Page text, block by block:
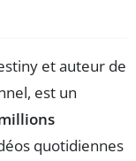
et auteur de
est un
quotidiennes